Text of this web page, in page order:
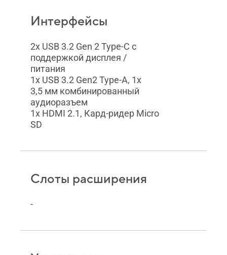
Интерфейсы
2x USB 3.2 Gen 2 Type-C с
поддержкой дисплея /
питания
1x USB 3.2 Gen2 Type-A, 1x
3,5 мм комбинированный
аудиоразъем
1x HDMI 2.1, Кард-ридер Micro
SD
Слоты расширения
-